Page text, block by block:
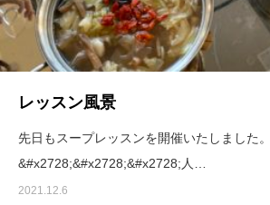
レッスン風景
先日もスープレッスンを開催いたしました
&#x2728;&#x2728;&#x2728;人…
2021.12.6